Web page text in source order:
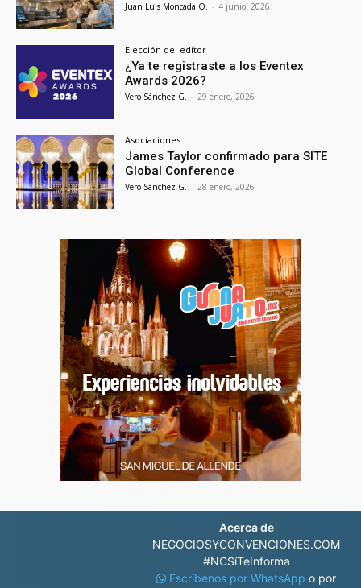
Juan Luis Moncada O. - 4 junio, 2026
Elección del editor
¿Ya te registraste a los Eventex
Awards 2026?
Vero Sánchez G. - 29 enero, 2026
Asociaciones
James Taylor confirmado para SITE
Global Conference
Vero Sánchez G. - 28 enero, 2026
Acerca de
NEGOCIOSYCONVENCIONES.COM
#NCSíTeInforma
Escríbenos por WhatsAppo por